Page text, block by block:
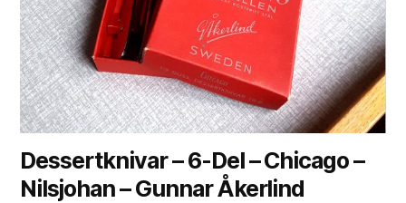
Dessertknivar – 6-Del – Chicago –
Nilsjohan – Gunnar Åkerlind